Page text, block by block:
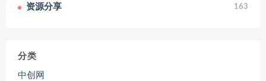
资源分享 163
分类
中创网